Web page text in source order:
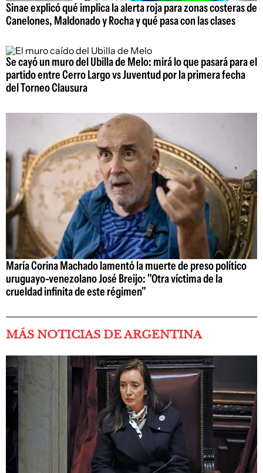
Sinae explicó qué implica la alerta roja para zonas costeras de
Canelones, Maldonado y Rocha y qué pasa con las clases
Se cayó un muro del Ubilla de Melo: mirá lo que pasará para el
partido entre Cerro Largo vs Juventud por la primera fecha
del Torneo Clausura
María Corina Machado lamentó la muerte de preso político
uruguayo-venezolano José Breijo: "Otra víctima de la
crueldad infinita de este régimen"
MÁS NOTICIAS DE ARGENTINA